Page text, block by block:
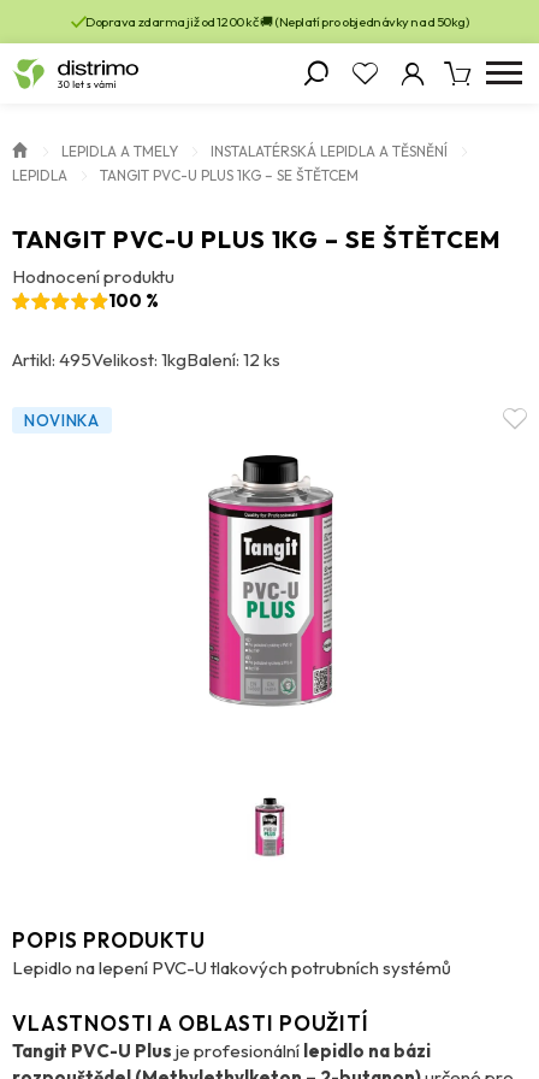
Doprava zdarma již od 1200 kč 🚚 (Neplatí pro objednávky nad 50kg)
LEPIDLA A TMELY
INSTALATÉRSKÁ LEPIDLA A TĚSNĚNÍ
LEPIDLA
TANGIT PVC-U PLUS 1KG – SE ŠTĚTCEM
TANGIT PVC-U PLUS 1KG – SE ŠTĚTCEM
Hodnocení produktu
100 %
Artikl: 495Velikost: 1kgBalení: 12 ks
NOVINKA
POPIS PRODUKTU
Lepidlo na lepení PVC-U tlakových potrubních systémů
VLASTNOSTI A OBLASTI POUŽITÍ
Tangit PVC-U Plus je profesionální lepidlo na bázi